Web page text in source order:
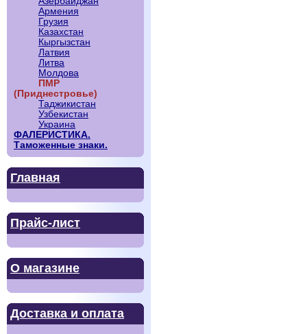
Армения
Грузия
Казахстан
Кыргызстан
Латвия
Литва
Молдова
ПМР
(Приднестровье)
Таджикистан
Узбекистан
Украина
ФАЛЕРИСТИКА.
Таможенные знаки.
Главная
Прайс-лист
О магазине
Доставка и оплата